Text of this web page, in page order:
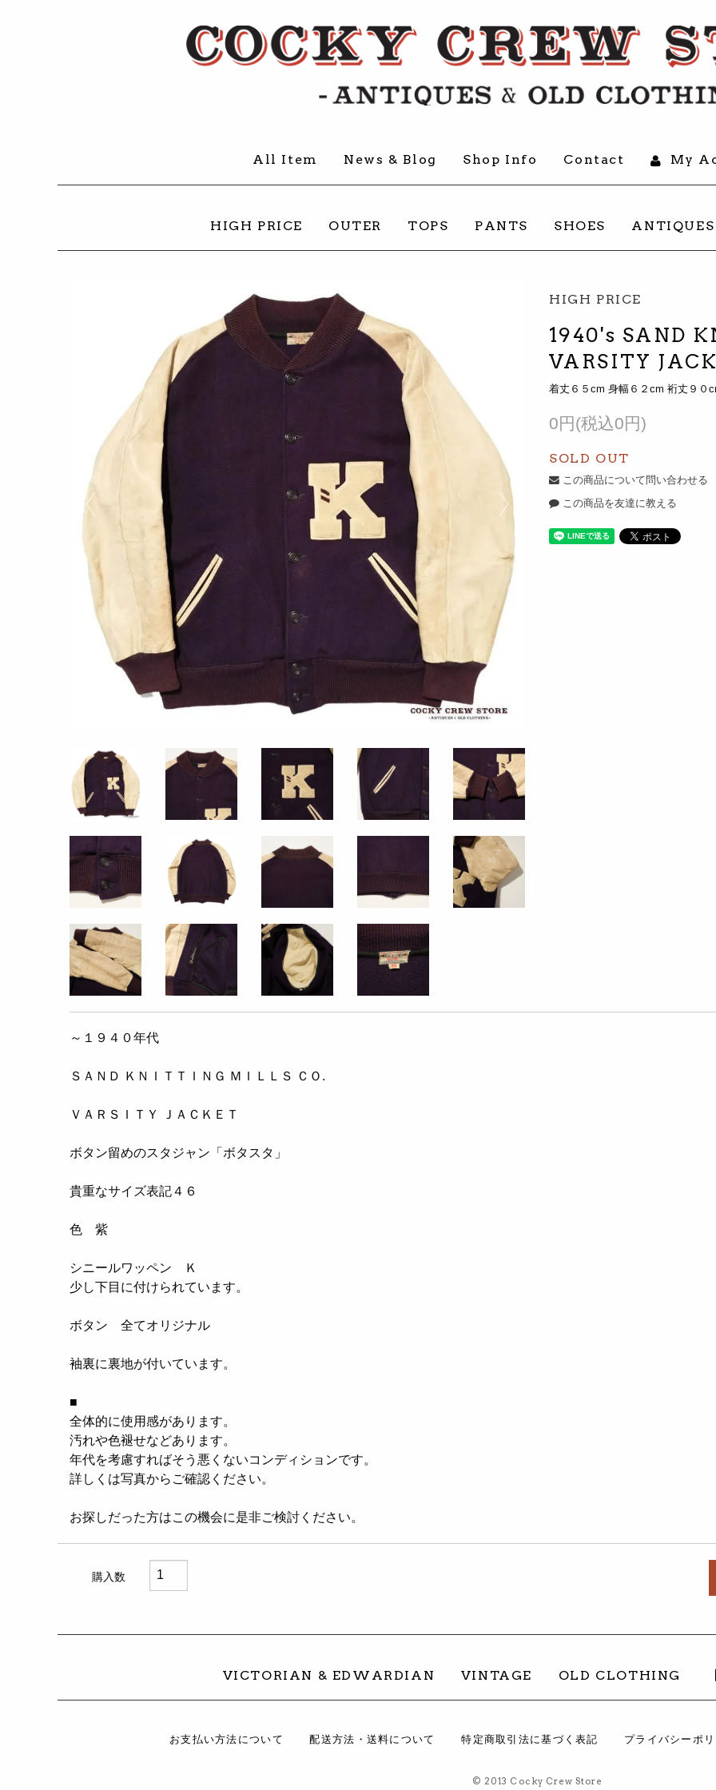
All Item News & Blog Shop Info Contact My
HIGH PRICE OUTER TOPS PANTS SHOES
HIGH PRICE
1940's SAND
VARSITY
着丈６５cm 身幅６２cm 裄丈９０
0円(税込0円)
SOLD OUT
この商品について問い合わせる
この商品を友達に教える
～１９４０年代
ＳＡＮＤ ＫＮＩＴＴＩＮＧ ＭＩＬＬＳ ＣＯ.
ＶＡＲＳＩＴＹ ＪＡＣＫＥＴ
ボタン留めのスタジャン「ボタスタ」
貴重なサイズ表記４６
色 紫
シニールワッペン Ｋ
少し下目に付けられています。
ボタン 全てオリジナル
袖裏に裏地が付いています。
■
全体的に使用感があります。
汚れや色褪せなどあります。
年代を考慮すればそう悪くないコンディションです。
詳しくは写真からご確認ください。
お探しだった方はこの機会に是非ご検討ください。
購入数
VICTORIAN & EDWARDIAN VINTAGE OLD CLOTHING
お支払い方法について 配送方法・送料について 特定商取引法に基づく表記 プライバシーポ
© 2013 Cocky Crew Store